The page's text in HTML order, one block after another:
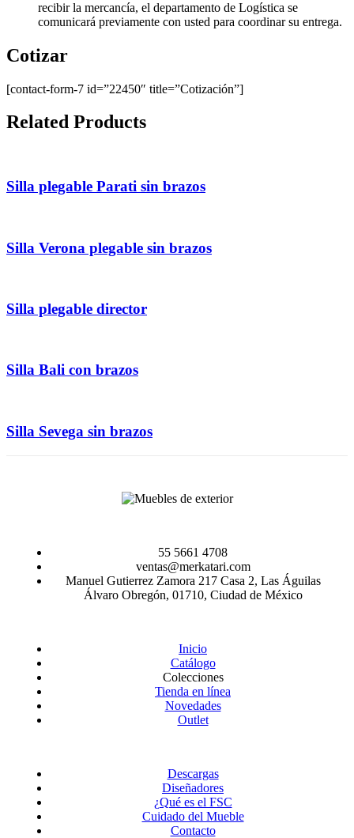
recibir la mercancía, el departamento de Logística se
comunicará previamente con usted para coordinar su entrega.
Cotizar
[contact-form-7 id=”22450″ title=”Cotización”]
Related Products
Silla plegable Parati sin brazos
Silla Verona plegable sin brazos
Silla plegable director
Silla Bali con brazos
Silla Sevega sin brazos
55 5661 4708
ventas@merkatari.com
Manuel Gutierrez Zamora 217 Casa 2, Las Águilas
Álvaro Obregón, 01710, Ciudad de México
Inicio
Catálogo
Colecciones
Tienda en línea
Novedades
Outlet
Descargas
Diseñadores
¿Qué es el FSC
Cuidado del Mueble
Contacto